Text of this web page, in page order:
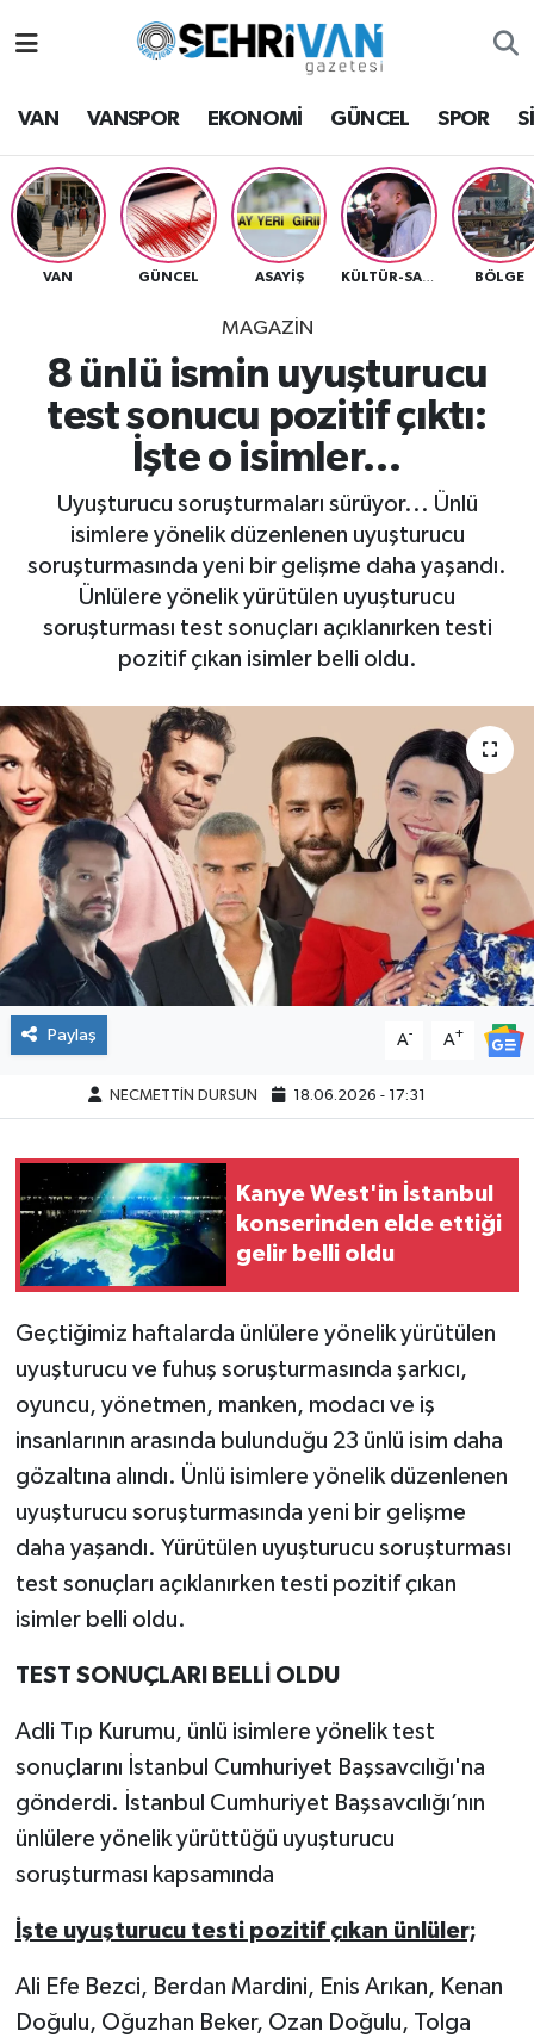
VAN VANSPOR EKONOMİ GÜNCEL SPOR
VAN GÜNCEL ASAYİŞ BÖLGE
MAGAZİN
8 ünlü ismin uyuşturucu
test sonucu pozitif çıktı:
İşte o isimler…
Uyuşturucu soruşturmaları sürüyor... Ünlü
isimlere yönelik düzenlenen uyuşturucu
soruşturmasında yeni bir gelişme daha yaşandı.
Ünlülere yönelik yürütülen uyuşturucu
soruşturması test sonuçları açıklanırken testi
pozitif çıkan isimler belli oldu.
Paylaş A- A+
NECMETTİN DURSUN 18.06.2026 - 17:31
Kanye West'in İstanbul
konserinden elde ettiği
gelir belli oldu
Geçtiğimiz haftalarda ünlülere yönelik yürütülen
uyuşturucu ve fuhuş soruşturmasında şarkıcı,
oyuncu, yönetmen, manken, modacı ve iş
insanlarının arasında bulunduğu 23 ünlü isim daha
gözaltına alındı. Ünlü isimlere yönelik düzenlenen
uyuşturucu soruşturmasında yeni bir gelişme
daha yaşandı. Yürütülen uyuşturucu soruşturması
test sonuçları açıklanırken testi pozitif çıkan
isimler belli oldu.
TEST SONUÇLARI BELLİ OLDU
Adli Tıp Kurumu, ünlü isimlere yönelik test
sonuçlarını İstanbul Cumhuriyet Başsavcılığı'na
gönderdi. İstanbul Cumhuriyet Başsavcılığı’nın
ünlülere yönelik yürüttüğü uyuşturucu
soruşturması kapsamında
İşte uyuşturucu testi pozitif çıkan ünlüler;
Ali Efe Bezci, Berdan Mardini, Enis Arıkan, Kenan
Doğulu, Oğuzhan Beker, Ozan Doğulu, Tolga
Van Hava Durumu
VAN Namaz Vakitleri
Van Trafik Yoğunluk Haritası
Süper Lig Puan Durumu ve Fikstür
Tüm Manşetler
Son Dakika Haberleri
Haber Arşivi